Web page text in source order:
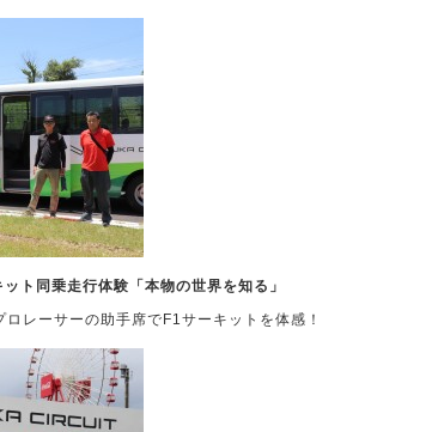
ト同乗走行体験「本物の世界を知る」
レーサーの助手席でF1サーキットを体感！